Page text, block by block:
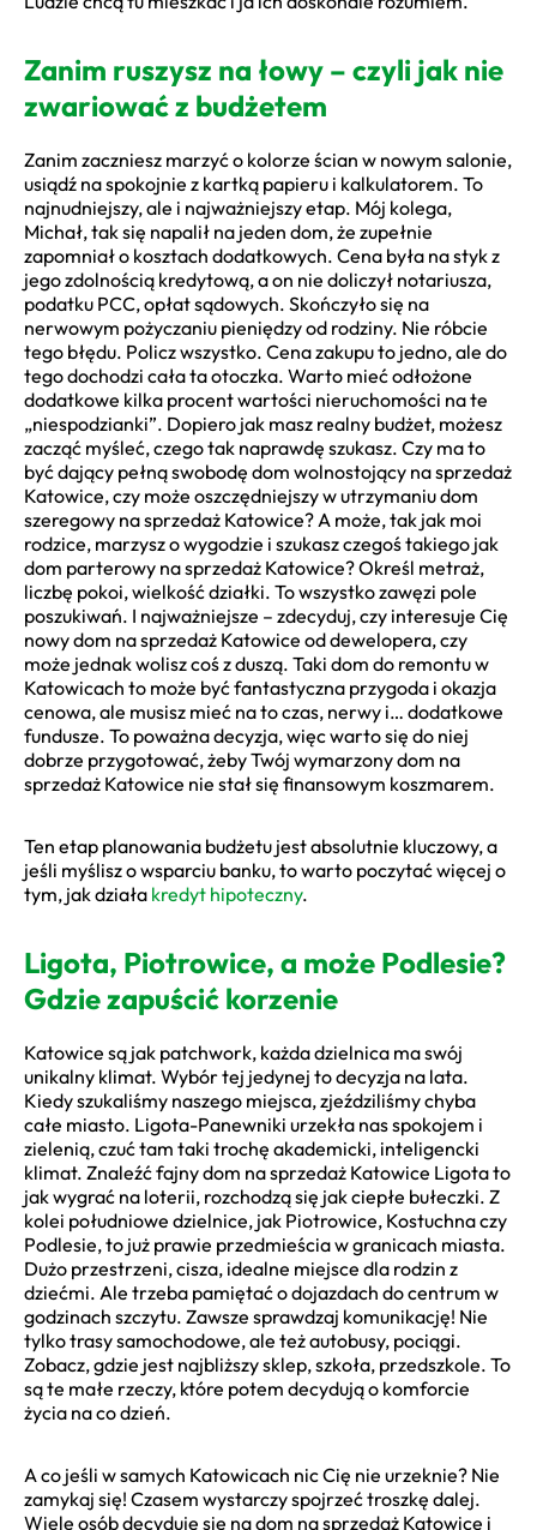
Zanim ruszysz na łowy – czyli jak nie
zwariować z budżetem
Zanim zaczniesz marzyć o kolorze ścian w nowym salonie,
usiądź na spokojnie z kartką papieru i kalkulatorem. To
najnudniejszy, ale i najważniejszy etap. Mój kolega,
Michał, tak się napalił na jeden dom, że zupełnie
zapomniał o kosztach dodatkowych. Cena była na styk z
jego zdolnością kredytową, a on nie doliczył notariusza,
podatku PCC, opłat sądowych. Skończyło się na
nerwowym pożyczaniu pieniędzy od rodziny. Nie róbcie
tego błędu. Policz wszystko. Cena zakupu to jedno, ale do
tego dochodzi cała ta otoczka. Warto mieć odłożone
dodatkowe kilka procent wartości nieruchomości na te
„niespodzianki”. Dopiero jak masz realny budżet, możesz
zacząć myśleć, czego tak naprawdę szukasz. Czy ma to
być dający pełną swobodę dom wolnostojący na sprzedaż
Katowice, czy może oszczędniejszy w utrzymaniu dom
szeregowy na sprzedaż Katowice? A może, tak jak moi
rodzice, marzysz o wygodzie i szukasz czegoś takiego jak
dom parterowy na sprzedaż Katowice? Określ metraż,
liczbę pokoi, wielkość działki. To wszystko zawęzi pole
poszukiwań. I najważniejsze – zdecyduj, czy interesuje Cię
nowy dom na sprzedaż Katowice od dewelopera, czy
może jednak wolisz coś z duszą. Taki dom do remontu w
Katowicach to może być fantastyczna przygoda i okazja
cenowa, ale musisz mieć na to czas, nerwy i… dodatkowe
fundusze. To poważna decyzja, więc warto się do niej
dobrze przygotować, żeby Twój wymarzony dom na
sprzedaż Katowice nie stał się finansowym koszmarem.
Ten etap planowania budżetu jest absolutnie kluczowy, a
jeśli myślisz o wsparciu banku, to warto poczytać więcej o
tym, jak działa kredyt hipoteczny.
Ligota, Piotrowice, a może Podlesie?
Gdzie zapuścić korzenie
Katowice są jak patchwork, każda dzielnica ma swój
unikalny klimat. Wybór tej jedynej to decyzja na lata.
Kiedy szukaliśmy naszego miejsca, zjeździliśmy chyba
całe miasto. Ligota-Panewniki urzekła nas spokojem i
zielenią, czuć tam taki trochę akademicki, inteligencki
klimat. Znaleźć fajny dom na sprzedaż Katowice Ligota to
jak wygrać na loterii, rozchodzą się jak ciepłe bułeczki. Z
kolei południowe dzielnice, jak Piotrowice, Kostuchna czy
Podlesie, to już prawie przedmieścia w granicach miasta.
Dużo przestrzeni, cisza, idealne miejsce dla rodzin z
dziećmi. Ale trzeba pamiętać o dojazdach do centrum w
godzinach szczytu. Zawsze sprawdzaj komunikację! Nie
tylko trasy samochodowe, ale też autobusy, pociągi.
Zobacz, gdzie jest najbliższy sklep, szkoła, przedszkole. To
są te małe rzeczy, które potem decydują o komforcie
życia na co dzień.
A co jeśli w samych Katowicach nic Cię nie urzeknie? Nie
zamykaj się! Czasem wystarczy spojrzeć troszkę dalej.
Wiele osób decyduje się na dom na sprzedaż Katowice i